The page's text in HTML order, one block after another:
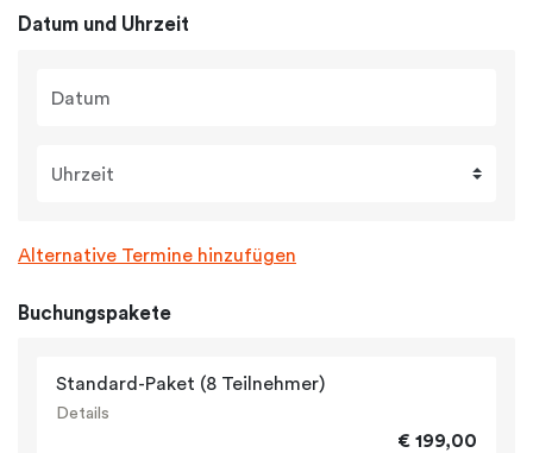
Datum und Uhrzeit
Datum
Uhrzeit
Alternative Termine hinzufügen
Buchungspakete
Standard-Paket (8 Teilnehmer)
Details
€ 199,00